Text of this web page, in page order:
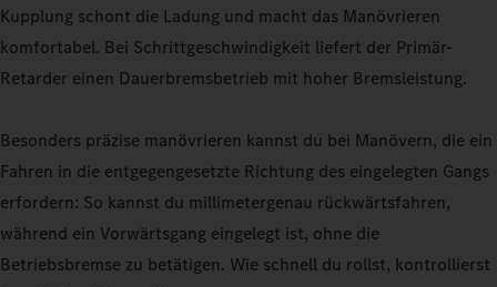
Kupplung schont die Ladung und macht das Manövrieren
komfortabel. Bei Schrittgeschwindigkeit liefert der Primär-
Retarder einen Dauerbremsbetrieb mit hoher Bremsleistung.
Besonders präzise manövrieren kannst du bei Manövern, die ein
Fahren in die entgegengesetzte Richtung des eingelegten Gangs
erfordern: So kannst du millimetergenau rückwärtsfahren,
während ein Vorwärtsgang eingelegt ist, ohne die
Betriebsbremse zu betätigen. Wie schnell du rollst, kontrollierst